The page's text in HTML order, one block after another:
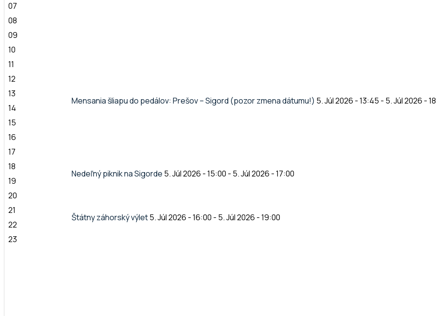
07
08
09
10
11
12
13
14
15
16
17
18
19
20
21
22
23
Mensania šliapu do pedálov: Prešov – Sigord (pozor zmena dátumu!) 5. Júl 2026 - 13:45 - 5. Júl 2026 -
Nedeľný piknik na Sigorde 5. Júl 2026 - 15:00 - 5. Júl 2026 - 17:00
Štátny záhorský výlet5. Júl 2026 - 16:00 - 5. Júl 2026 - 19:00